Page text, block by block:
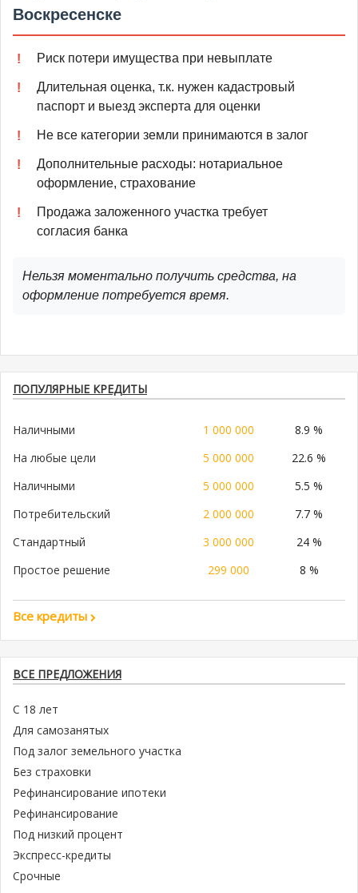
Воскресенске
Риск потери имущества при невыплате
Длительная оценка, т.к. нужен кадастровый
паспорт и выезд эксперта для оценки
Не все категории земли принимаются в залог
Дополнительные расходы: нотариальное
оформление, страхование
Продажа заложенного участка требует
согласия банка
Нельзя моментально получить средства, на
оформление потребуется время.
ПОПУЛЯРНЫЕ КРЕДИТЫ
Наличными 1 000 000
8.9 %
На любые цели
5 000 000
22.6 %
Наличными
5 000 000
5.5 %
Потребительский
2 000 000
7.7 %
Стандартный
3 000 000
24 %
Простое решение
299 000 8 %
Все кредиты
ВСЕ ПРЕДЛОЖЕНИЯ
С 18 лет
Для самозанятых
Под залог земельного участка
Без страховки
Рефинансирование ипотеки
Рефинансирование
Под низкий процент
Экспресс-кредиты
Срочные